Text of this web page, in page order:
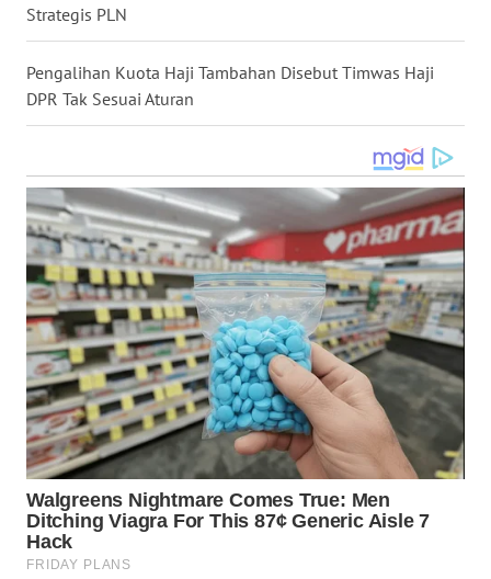
Strategis PLN
Pengalihan Kuota Haji Tambahan Disebut Timwas Haji
DPR Tak Sesuai Aturan
WN
GORONTALO
WN
WN
MALUKU
WN
MALUT
WN
DAIRI
WN
DANAU
TOBA
WN